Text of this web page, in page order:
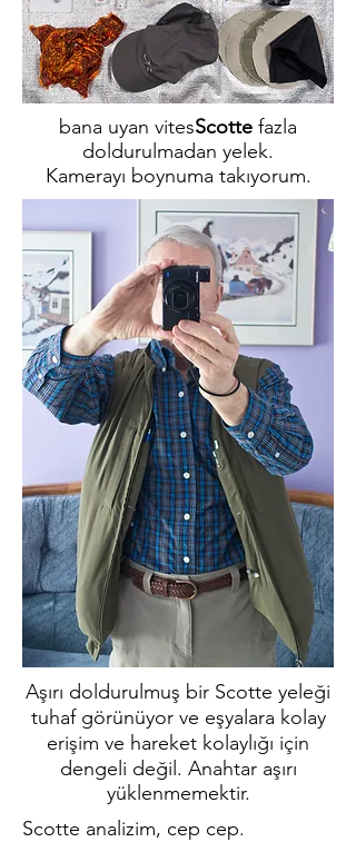
bana uyan vitesScotte fazla
doldurulmadan yelek.
Kamerayı boynuma takıyorum.
Aşırı doldurulmuş bir Scotte yeleği
tuhaf görünüyor ve eşyalara kolay
erişim ve hareket kolaylığı için
dengeli değil. Anahtar aşırı
yüklenmemektir.
Scotte analizim, cep cep.